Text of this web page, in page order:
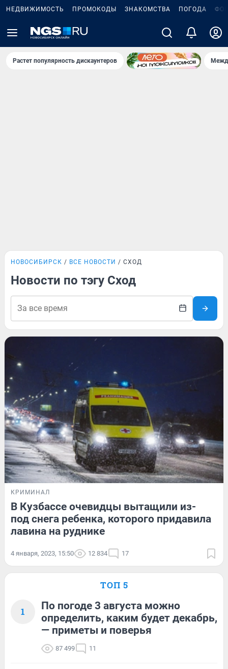
НЕДВИЖИМОСТЬ ПРОМОКОДЫ ЗНАКОМСТВА ПОГОДА
Растет популярность дискаунтеров
НОВОСИБИРСК ВСЕ НОВОСТИ СХОД
Новости по тэгу Сход
КРИМИНАЛ
В Кузбассе очевидцы вытащили из-
под снега ребенка, которого придавила
лавина на руднике
4 января, 2023, 15:50 12 834 17
ТОП 5
1
По погоде 3 августа можно
определить, каким будет декабрь,
— приметы и поверья
87 499 11